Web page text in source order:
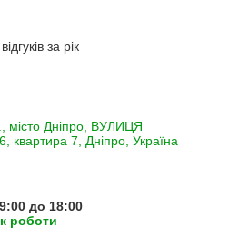
за рік
місто Дніпро, ВУЛИЦЯ
7, Дніпро, Україна
до 18:00
роботи